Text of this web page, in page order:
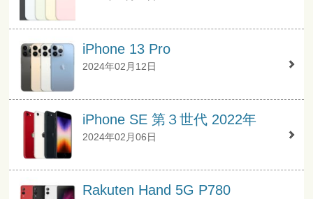
iPhone 13 Pro
2024年02月12日
iPhone SE 第３世代 2022年
2024年02月06日
Rakuten Hand 5G P780